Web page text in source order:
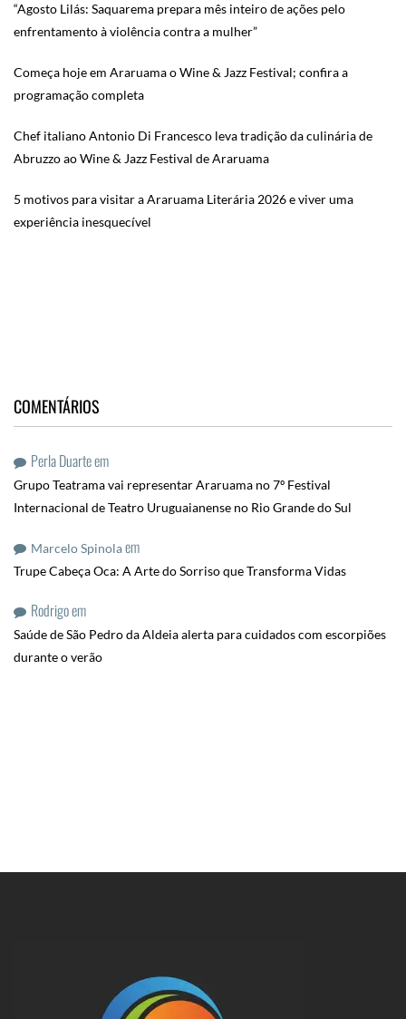
“Agosto Lilás: Saquarema prepara mês inteiro de ações pelo
enfrentamento à violência contra a mulher”
Começa hoje em Araruama o Wine & Jazz Festival; confira a
programação completa
Chef italiano Antonio Di Francesco leva tradição da culinária de
Abruzzo ao Wine & Jazz Festival de Araruama
5 motivos para visitar a Araruama Literária 2026 e viver uma
experiência inesquecível
COMENTÁRIOS
Perla Duarteem
Grupo Teatrama vai representar Araruama no 7º Festival
Internacional de Teatro Uruguaianense no Rio Grande do Sul
Marcelo Spinolaem
Trupe Cabeça Oca: A Arte do Sorriso que Transforma Vidas
Rodrigoem
Saúde de São Pedro da Aldeia alerta para cuidados com escorpiões
durante o verão